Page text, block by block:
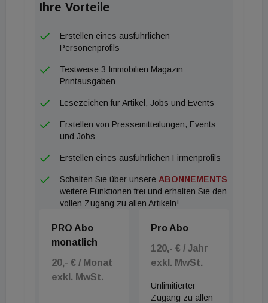
Treffsicherheit im öffentlichen Mietsektor zu sorgen,
der immerhin über 60 Prozent aller
Bestandverhältnisse umfasst.
Ihre Vorteile
Erstellen eines ausführlichen
Personenprofils
Testweise 3 Immobilien Magazin
Printausgaben
Lesezeichen für Artikel, Jobs und Events
Erstellen von Pressemitteilungen, Events
und Jobs
Erstellen eines ausführlichen Firmenprofils
Schalten Sie über unsere ABONNEMENTS
weitere Funktionen frei und erhalten Sie den
vollen Zugang zu allen Artikeln!
PRO Abo
monatlich
20,- € / Monat
exkl. MwSt.
Pro Abo
120,- € / Jahr
exkl. MwSt.
Unlimitierter
Zugang zu allen